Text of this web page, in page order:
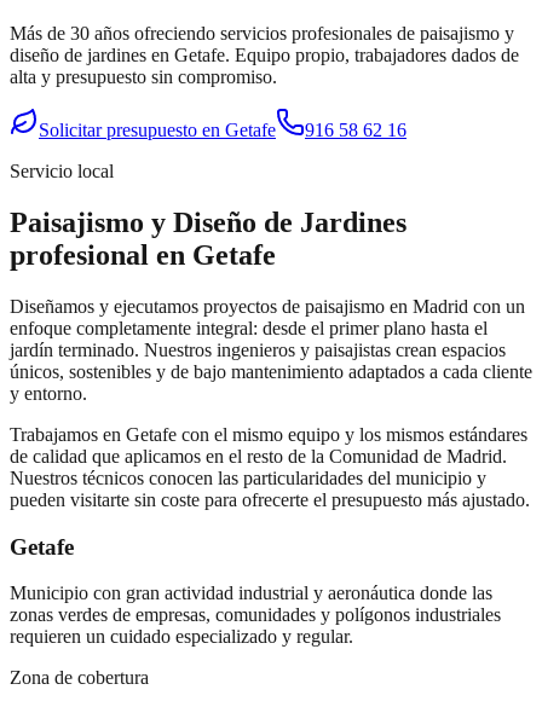
Más de 30 años ofreciendo servicios profesionales de paisajismo y
diseño de jardines en Getafe. Equipo propio, trabajadores dados de
alta y presupuesto sin compromiso.
Solicitar presupuesto en Getafe
916 58 62 16
Servicio local
Paisajismo y Diseño de Jardines
profesional en Getafe
Diseñamos y ejecutamos proyectos de paisajismo en Madrid con un
enfoque completamente integral: desde el primer plano hasta el
jardín terminado. Nuestros ingenieros y paisajistas crean espacios
únicos, sostenibles y de bajo mantenimiento adaptados a cada cliente
y entorno.
Trabajamos en Getafe con el mismo equipo y los mismos estándares
de calidad que aplicamos en el resto de la Comunidad de Madrid.
Nuestros técnicos conocen las particularidades del municipio y
pueden visitarte sin coste para ofrecerte el presupuesto más ajustado.
Getafe
Municipio con gran actividad industrial y aeronáutica donde las
zonas verdes de empresas, comunidades y polígonos industriales
requieren un cuidado especializado y regular.
Zona de cobertura